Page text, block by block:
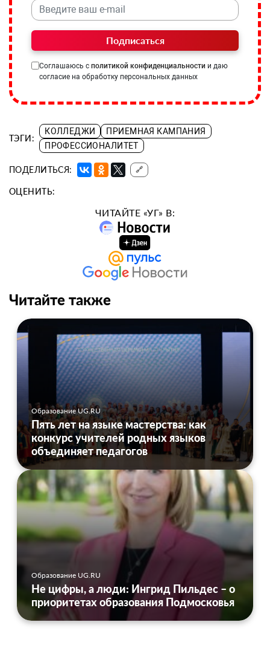
Подписаться
Соглашаюсь с политикой конфиденциальности и даю
согласие на обработку персональных данных
ТЭГИ:
КОЛЛЕДЖИ
ПРИЕМНАЯ КАМПАНИЯ
ПРОФЕССИОНАЛИТЕТ
ПОДЕЛИТЬСЯ: 🔗
ОЦЕНИТЬ:
ЧИТАЙТЕ «УГ» В:
Читайте также
Образование UG.RU
Пять лет на языке мастерства: как
конкурс учителей родных языков
объединяет педагогов
Образование UG.RU
Не цифры, а люди: Ингрид Пильдес – о
приоритетах образования Подмосковья